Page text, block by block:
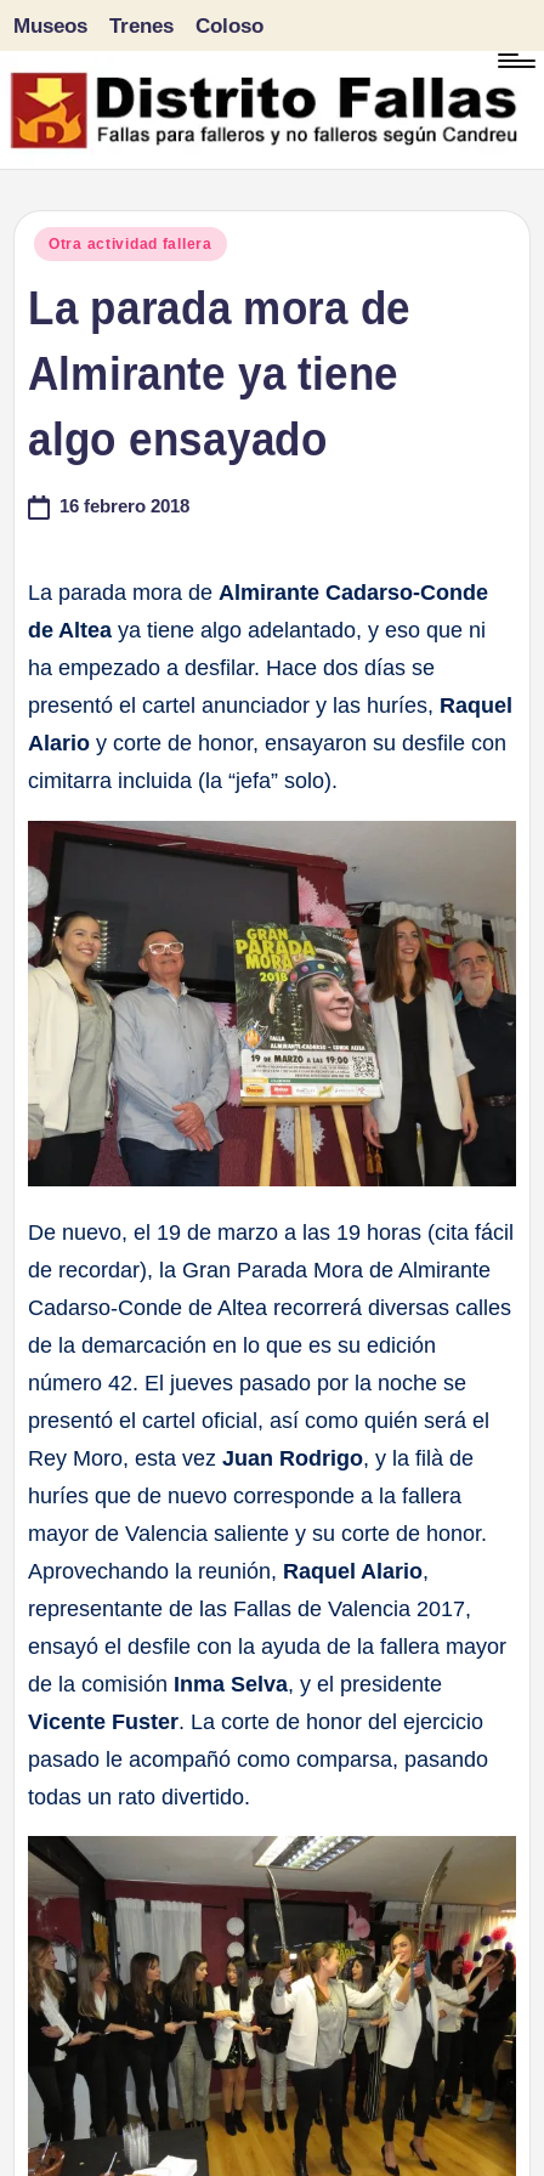
Saltar
al
Museos Trenes Coloso
Publicado
Otra actividad fallera
La parada mora de
Almirante ya tiene
algo ensayado
16 febrero 2018
La parada mora de Almirante Cadarso-Conde
de Altea ya tiene algo adelantado, y eso que ni
ha empezado a desfilar. Hace dos días se
presentó el cartel anunciador y las huríes, Raquel
Alario y corte de honor, ensayaron su desfile con
cimitarra incluida (la “jefa” solo).
De nuevo, el 19 de marzo a las 19 horas (cita fácil
de recordar), la Gran Parada Mora de Almirante
Cadarso-Conde de Altea recorrerá diversas calles
de la demarcación en lo que es su edición
número 42. El jueves pasado por la noche se
presentó el cartel oficial, así como quién será el
Rey Moro, esta vezJuan Rodrigo, y la filà de
huríes que de nuevo corresponde a la fallera
mayor de Valencia saliente y su corte de honor.
Aprovechando la reunión, Raquel Alario,
representante de las Fallas de Valencia 2017,
ensayó el desfile con la ayuda de la fallera mayor
de la comisión Inma Selva, y el presidente
Vicente Fuster. La corte de honor del ejercicio
pasado le acompañó como comparsa, pasando
todas un rato divertido.